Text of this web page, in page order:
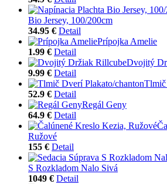
Bio Jersey, 100/200cm
34.95 € Detail
Prípojka Amelie
1.99 € Detail
Dvojitý
9.99 € Detail
Tlmič
52.9 € Detail
Regál Geny
64.9 € Detail
Ružové
155 € Detail
S Rozkladom Nalo Sivá
1049 € Detail